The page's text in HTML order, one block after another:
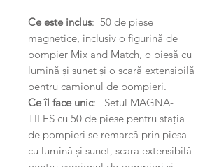
Ce este inclus: 50 de piese
magnetice, inclusiv o figurină de
pompier Mix and Match, o piesă cu
lumină și sunet și o scară extensibilă
pentru camionul de pompieri.
Ce îl face unic: Setul MAGNA-
TILES cu 50 de piese pentru stația
de pompieri se remarcă prin piesa
cu lumină și sunet, scara extensibilă